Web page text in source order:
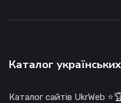
Каталог
Каталог сайтів UkrWeb